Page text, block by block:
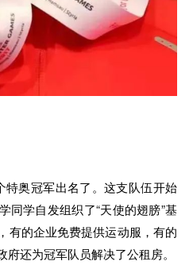
奥冠军出名了。这支队伍开始
同学自发组织了“天使的翅膀”基
有的企业免费提供运动服，有的
还为冠军队员解决了公租房。